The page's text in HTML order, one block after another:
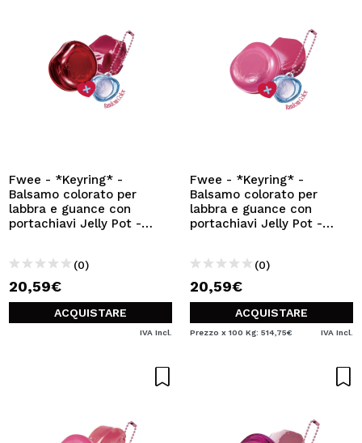
Fwee - *Keyring* -
Balsamo colorato per
labbra e guance con
portachiavi Jelly Pot -
(0)
20,59€
ACQUISTARE
IVA Incl.
Fwee - *Keyring* -
Balsamo colorato per
labbra e guance con
portachiavi Jelly Pot -
(0)
20,59€
ACQUISTARE
Prezzo x 100 Kg: 514,75€ IVA Incl.